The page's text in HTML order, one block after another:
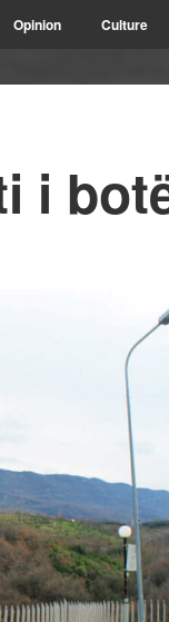
Opinion Culture
i